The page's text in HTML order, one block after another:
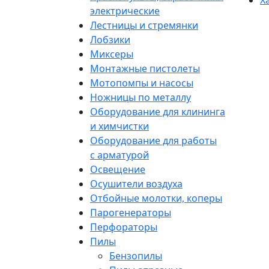
электрические
Лестницы и стремянки
Лобзики
Миксеры
Монтажные пистолеты
Мотопомпы и насосы
Ножницы по металлу
Оборудование для клининга
и химчистки
Оборудование для работы
с арматурой
Освещение
Осушители воздуха
Отбойные молотки, коперы
Парогенераторы
Перфораторы
Пилы
Бензопилы